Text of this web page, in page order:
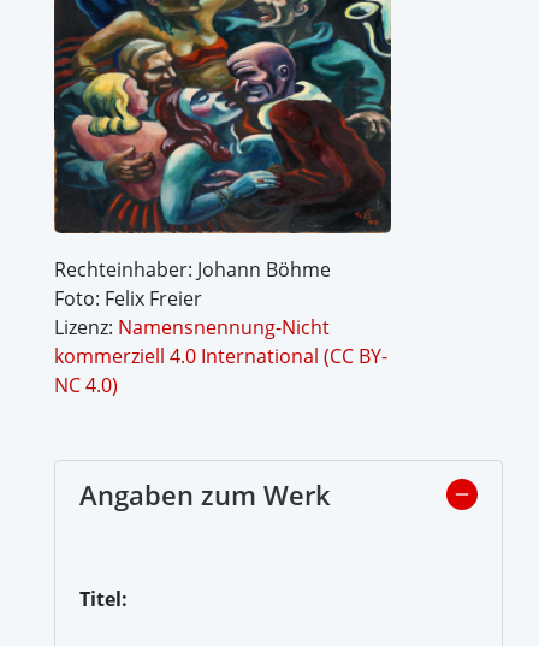
Rechteinhaber: Johann Böhme
Foto: Felix Freier
Lizenz: Namensnennung-Nicht
kommerziell 4.0 International (CC BY-
NC 4.0)
Angaben zum Werk
Titel: